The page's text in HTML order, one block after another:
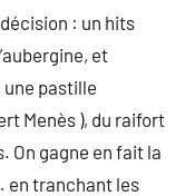
: un hits
et
pastille
Menès ), du raifort
On gagne en fait la
en tranchant les